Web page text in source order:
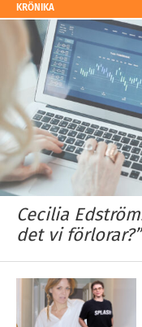
KRÖNIKA
Cecilia
det vi förlorar?”